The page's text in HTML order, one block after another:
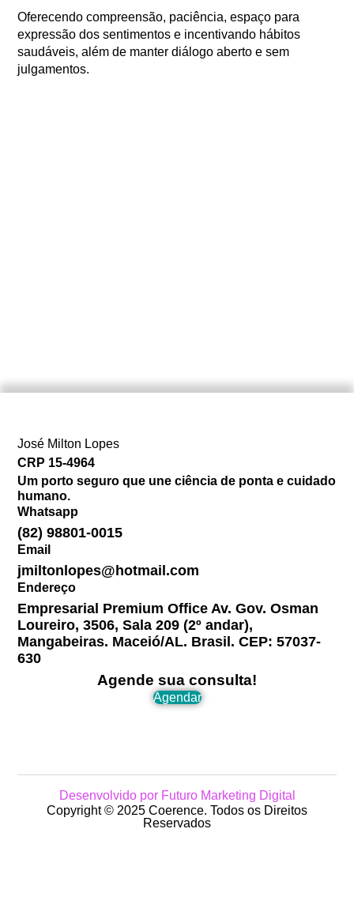
Oferecendo compreensão, paciência, espaço para
expressão dos sentimentos e incentivando hábitos
saudáveis, além de manter diálogo aberto e sem
julgamentos.
José Milton Lopes​
CRP 15-4964
Um porto seguro que une ciência de ponta e cuidado
humano.
Whatsapp
(82) 98801-0015
Email
jmiltonlopes@hotmail.com
Endereço
Empresarial Premium Office Av. Gov. Osman
Loureiro, 3506, Sala 209 (2º andar),
Mangabeiras. Maceió/AL. Brasil. CEP: 57037-
630
Agende sua consulta!
Agendar
Desenvolvido por Futuro Marketing Digital
Copyright © 2025 Coerence. Todos os Direitos
Reservados